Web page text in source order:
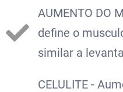
AUMENTO DO
define o
similar a
CELULITE -